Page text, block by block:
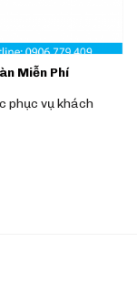
Miễn Phí
phục vụ khách